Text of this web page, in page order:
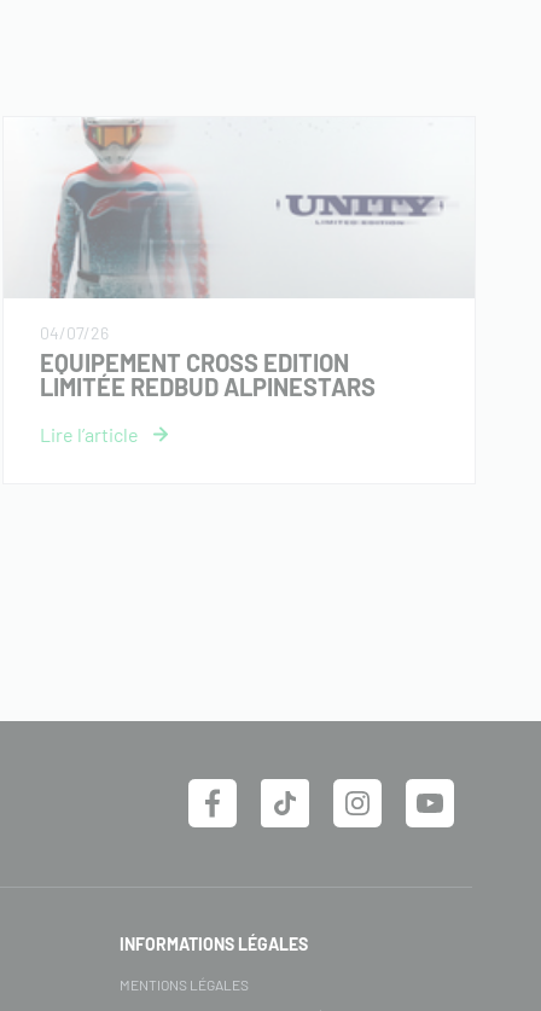
04/07/26
EQUIPEMENT CROSS EDITION
LIMITÉE REDBUD ALPINESTARS
INFORMATIONS LÉGALES
MENTIONS LÉGALES